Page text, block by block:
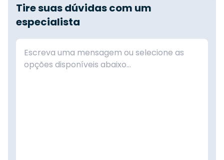
Tire suas dúvidas com um
especialista